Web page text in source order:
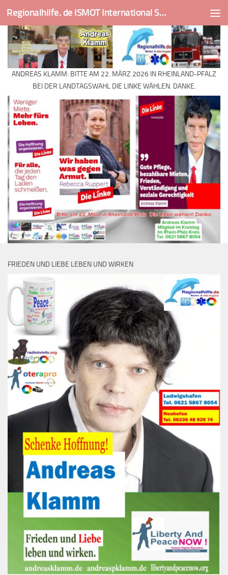
Skip to content Regionalhilfe. de ISMOT International Social And Medical Outreach Team
ANDREAS KLAMM: BITTE AM 22. MÄRZ 2026 IN RHEINLAND-PFALZ
BEI DER LANDTAGSWAHL DIE LINKE WÄHLEN. DANKE.
FRIEDEN UND LIEBE LEBEN UND WIRKEN